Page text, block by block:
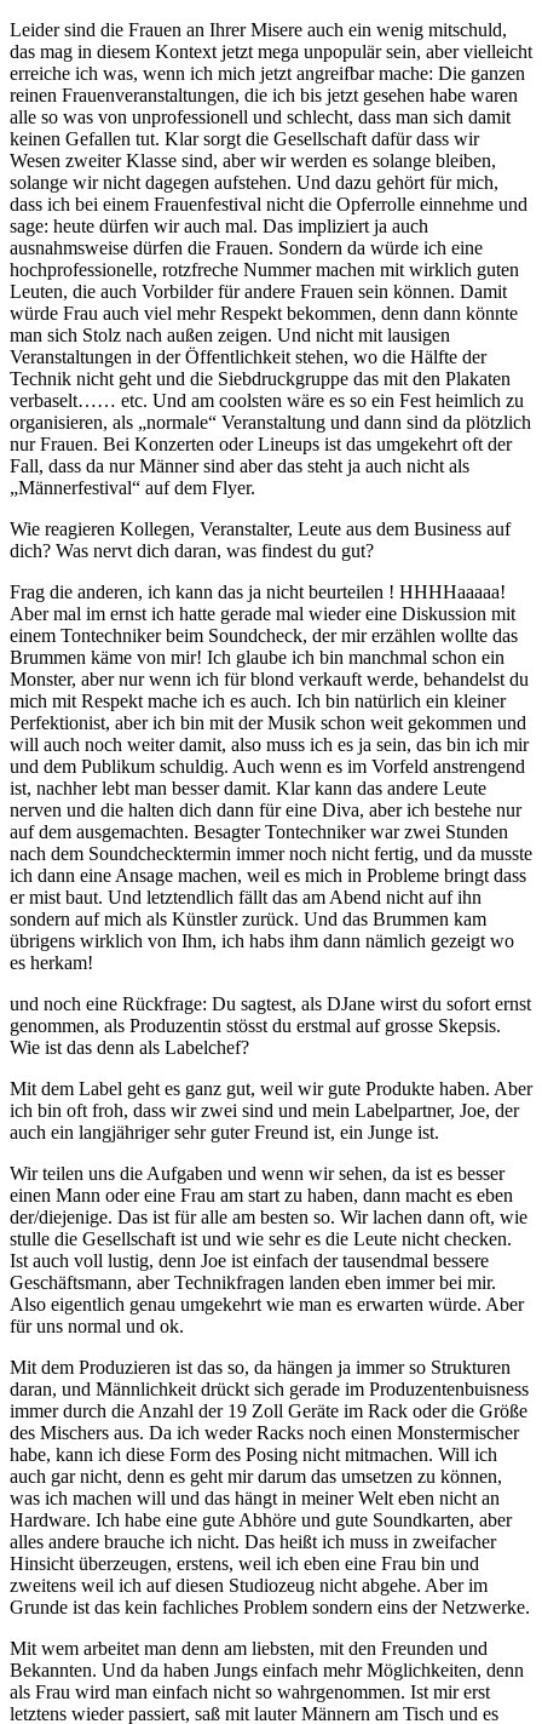
Leider sind die Frauen an Ihrer Misere auch ein wenig mitschuld,
das mag in diesem Kontext jetzt mega unpopulär sein, aber vielleicht
erreiche ich was, wenn ich mich jetzt angreifbar mache: Die ganzen
reinen Frauenveranstaltungen, die ich bis jetzt gesehen habe waren
alle so was von unprofessionell und schlecht, dass man sich damit
keinen Gefallen tut. Klar sorgt die Gesellschaft dafür dass wir
Wesen zweiter Klasse sind, aber wir werden es solange bleiben,
solange wir nicht dagegen aufstehen. Und dazu gehört für mich,
dass ich bei einem Frauenfestival nicht die Opferrolle einnehme und
sage: heute dürfen wir auch mal. Das impliziert ja auch
ausnahmsweise dürfen die Frauen. Sondern da würde ich eine
hochprofessionelle, rotzfreche Nummer machen mit wirklich guten
Leuten, die auch Vorbilder für andere Frauen sein können. Damit
würde Frau auch viel mehr Respekt bekommen, denn dann könnte
man sich Stolz nach außen zeigen. Und nicht mit lausigen
Veranstaltungen in der Öffentlichkeit stehen, wo die Hälfte der
Technik nicht geht und die Siebdruckgruppe das mit den Plakaten
verbaselt…… etc. Und am coolsten wäre es so ein Fest heimlich zu
organisieren, als „normale“ Veranstaltung und dann sind da plötzlich
nur Frauen. Bei Konzerten oder Lineups ist das umgekehrt oft der
Fall, dass da nur Männer sind aber das steht ja auch nicht als
„Männerfestival“ auf dem Flyer.
Wie reagieren Kollegen, Veranstalter, Leute aus dem Business auf
dich? Was nervt dich daran, was findest du gut?
Frag die anderen, ich kann das ja nicht beurteilen ! HHHHaaaaa!
Aber mal im ernst ich hatte gerade mal wieder eine Diskussion mit
einem Tontechniker beim Soundcheck, der mir erzählen wollte das
Brummen käme von mir! Ich glaube ich bin manchmal schon ein
Monster, aber nur wenn ich für blond verkauft werde, behandelst du
mich mit Respekt mache ich es auch. Ich bin natürlich ein kleiner
Perfektionist, aber ich bin mit der Musik schon weit gekommen und
will auch noch weiter damit, also muss ich es ja sein, das bin ich mir
und dem Publikum schuldig. Auch wenn es im Vorfeld anstrengend
ist, nachher lebt man besser damit. Klar kann das andere Leute
nerven und die halten dich dann für eine Diva, aber ich bestehe nur
auf dem ausgemachten. Besagter Tontechniker war zwei Stunden
nach dem Soundchecktermin immer noch nicht fertig, und da musste
ich dann eine Ansage machen, weil es mich in Probleme bringt dass
er mist baut. Und letztendlich fällt das am Abend nicht auf ihn
sondern auf mich als Künstler zurück. Und das Brummen kam
übrigens wirklich von Ihm, ich habs ihm dann nämlich gezeigt wo
es herkam!
und noch eine Rückfrage: Du sagtest, als DJane wirst du sofort ernst
genommen, als Produzentin stösst du erstmal auf grosse Skepsis.
Wie ist das denn als Labelchef?
Mit dem Label geht es ganz gut, weil wir gute Produkte haben. Aber
ich bin oft froh, dass wir zwei sind und mein Labelpartner, Joe, der
auch ein langjähriger sehr guter Freund ist, ein Junge ist.
Wir teilen uns die Aufgaben und wenn wir sehen, da ist es besser
einen Mann oder eine Frau am start zu haben, dann macht es eben
der/diejenige. Das ist für alle am besten so. Wir lachen dann oft, wie
stulle die Gesellschaft ist und wie sehr es die Leute nicht checken.
Ist auch voll lustig, denn Joe ist einfach der tausendmal bessere
Geschäftsmann, aber Technikfragen landen eben immer bei mir.
Also eigentlich genau umgekehrt wie man es erwarten würde. Aber
für uns normal und ok.
Mit dem Produzieren ist das so, da hängen ja immer so Strukturen
daran, und Männlichkeit drückt sich gerade im Produzentenbuisness
immer durch die Anzahl der 19 Zoll Geräte im Rack oder die Größe
des Mischers aus. Da ich weder Racks noch einen Monstermischer
habe, kann ich diese Form des Posing nicht mitmachen. Will ich
auch gar nicht, denn es geht mir darum das umsetzen zu können,
was ich machen will und das hängt in meiner Welt eben nicht an
Hardware. Ich habe eine gute Abhöre und gute Soundkarten, aber
alles andere brauche ich nicht. Das heißt ich muss in zweifacher
Hinsicht überzeugen, erstens, weil ich eben eine Frau bin und
zweitens weil ich auf diesen Studiozeug nicht abgehe. Aber im
Grunde ist das kein fachliches Problem sondern eins der Netzwerke.
Mit wem arbeitet man denn am liebsten, mit den Freunden und
Bekannten. Und da haben Jungs einfach mehr Möglichkeiten, denn
als Frau wird man einfach nicht so wahrgenommen. Ist mir erst
letztens wieder passiert, saß mit lauter Männern am Tisch und es